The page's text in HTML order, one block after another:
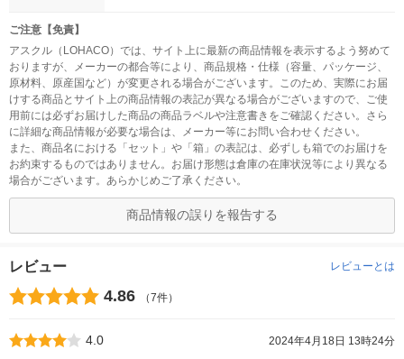
ご注意【免責】
アスクル（LOHACO）では、サイト上に最新の商品情報を表示するよう努めて
おりますが、メーカーの都合等により、商品規格・仕様（容量、パッケージ、
原材料、原産国など）が変更される場合がございます。このため、実際にお届
けする商品とサイト上の商品情報の表記が異なる場合がございますので、ご使
用前には必ずお届けした商品の商品ラベルや注意書きをご確認ください。さら
に詳細な商品情報が必要な場合は、メーカー等にお問い合わせください。
また、商品名における「セット」や「箱」の表記は、必ずしも箱でのお届けを
お約束するものではありません。お届け形態は倉庫の在庫状況等により異なる
場合がございます。あらかじめご了承ください。
商品情報の誤りを報告する
レビュー レビューとは
4.86 （7件）
4.0
2024年4月18日 13時24分